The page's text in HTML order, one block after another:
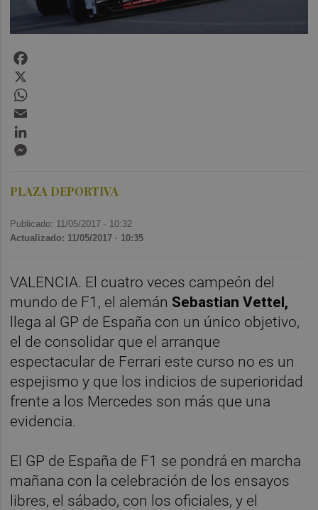
PLAZA DEPORTIVA
Publicado: 11/05/2017 · 10:32
Actualizado: 11/05/2017 · 10:35
VALENCIA. El cuatro veces campeón del
mundo de F1, el alemán Sebastian Vettel,
llega al GP de España con un único objetivo,
el de consolidar que el arranque
espectacular de Ferrari este curso no es un
espejismo y que los indicios de superioridad
frente a los Mercedes son más que una
evidencia.
El GP de España de F1 se pondrá en marcha
mañana con la celebración de los ensayos
libres, el sábado, con los oficiales, y el